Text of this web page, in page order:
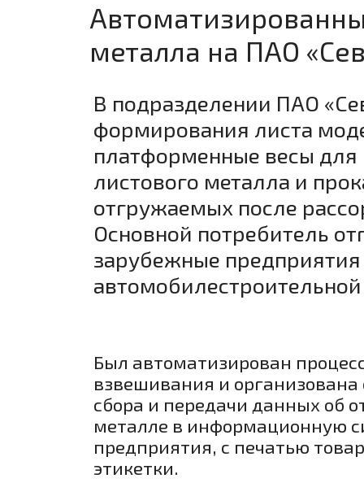
металла на ПАО
В подразделении ПАО
формирования листа
платформенные весы для
листового металла и
отгружаемых после
Основной потребитель
зарубежные предприятия
Был автоматизирован
взвешивания и организована
сбора и передачи данных об
металле в информационную
предприятия, с печатью
этикетки.